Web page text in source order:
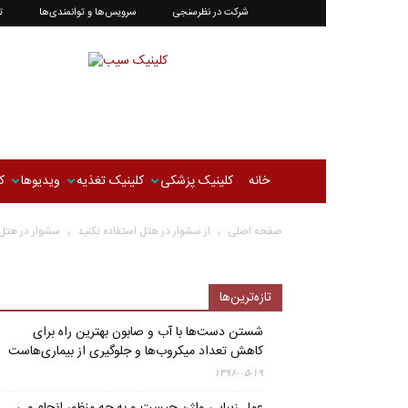
سرویس‌ها و توانمندی‌ها شرکت در نظرسنجی
سلامتی
سیب
خانه کلینیک پزشکی کلینیک تغذیه ویدیوها
صفحه اصلی از سشوار در هتل استفاده نکنید سشوار در هتل
تازه‌ترین‌ها
شستن دست‌ها با آب و صابون بهترین راه برای
کاهش تعداد میکروب‌ها و جلوگیری از بیماری‌هاست
۱۳۹۶-۰۵-۱۹